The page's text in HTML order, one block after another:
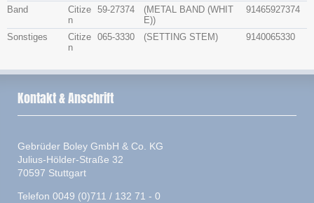
Band
Citize
n
59-27374
(METAL BAND (WHIT
E))
91465927374
Sonstiges
Citize
n
065-3330 (SETTING STEM) 9140065330
Kontakt & Anschrift
Gebrüder Boley GmbH & Co. KG
Julius-Hölder-Straße 32
70597 Stuttgart
Telefon 0049 (0)711 / 132 71 - 0